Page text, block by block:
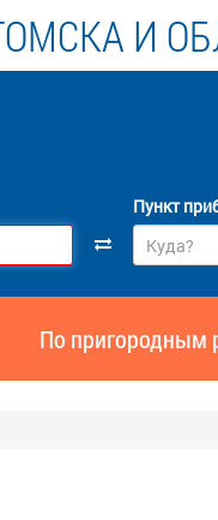
И
Пункт
По пригородным